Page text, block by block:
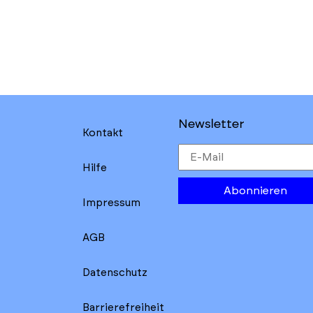
Kontakt
Hilfe
Impressum
AGB
Datenschutz
Barrierefreiheit
Newsletter
Abonnieren